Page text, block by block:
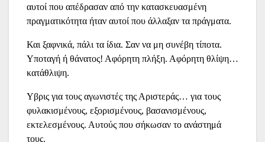
αυτοί που απέδρασαν από την κατασκευασμένη
πραγματικότητα ήταν αυτοί που άλλαξαν τα πράγματα.
Και ξαφνικά, πάλι τα ίδια. Σαν να μη συνέβη τίποτα.
Υποταγή ή θάνατος! Αφόρητη πλήξη. Αφόρητη θλίψη…
κατάθλιψη.
Υβρις για τους αγωνιστές της Αριστεράς… για τους
φυλακισμένους, εξορισμένους, βασανισμένους,
εκτελεσμένους. Αυτούς που σήκωσαν το ανάστημά
τους.